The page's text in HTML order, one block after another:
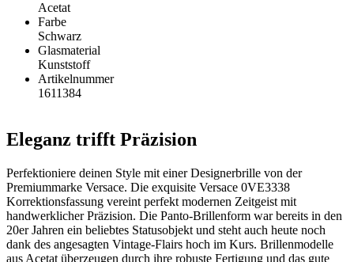
Acetat
Farbe
Schwarz
Glasmaterial
Kunststoff
Artikelnummer
1611384
Eleganz trifft Präzision
Perfektioniere deinen Style mit einer Designerbrille von der
Premiummarke Versace. Die exquisite Versace 0VE3338
Korrektionsfassung vereint perfekt modernen Zeitgeist mit
handwerklicher Präzision. Die Panto-Brillenform war bereits in den
20er Jahren ein beliebtes Statusobjekt und steht auch heute noch
dank des angesagten Vintage-Flairs hoch im Kurs. Brillenmodelle
aus Acetat überzeugen durch ihre robuste Fertigung und das gute